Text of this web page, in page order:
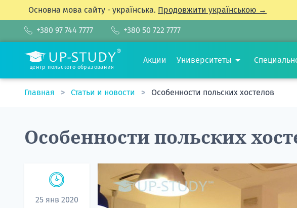
Основна мова сайту - українська. Продовжити українською →
+380 97 744 7777 +380 50 722 7777
центр польского образования
Акции Университеты
Главная Статьи и новости Особенности польских хостелов
Особенности польских
25 янв 2020